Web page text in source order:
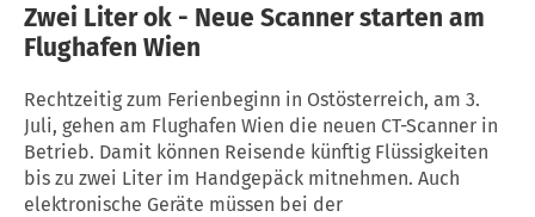
Zwei Liter ok - Neue Scanner starten am
Flughafen Wien
Rechtzeitig zum Ferienbeginn in Ostösterreich, am 3.
Juli, gehen am Flughafen Wien die neuen CT-Scanner in
Betrieb. Damit können Reisende künftig Flüssigkeiten
bis zu zwei Liter im Handgepäck mitnehmen. Auch
elektronische Geräte müssen bei der